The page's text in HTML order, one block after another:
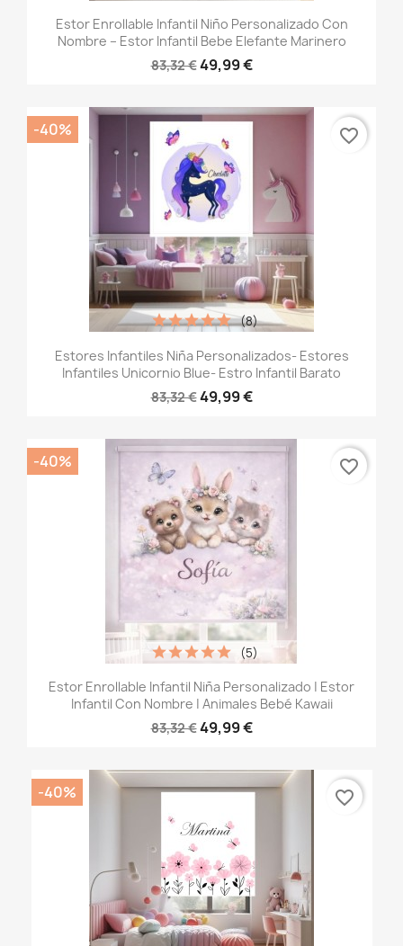
Estor Enrollable Infantil Niño Personalizado Con
Nombre – Estor Infantil Bebe Elefante Marinero
83,32 €49,99 €
Estores Infantiles Niña Personalizados- Estores
Infantiles Unicornio Blue- Estro Infantil Barato
83,32 €49,99 €
(8)
-40% favorite_border
Estor Enrollable Infantil Niña Personalizado | Estor
Infantil Con Nombre | Animales Bebé Kawaii
83,32 €49,99 €
(5)
-40% favorite_border
-40% favorite_border